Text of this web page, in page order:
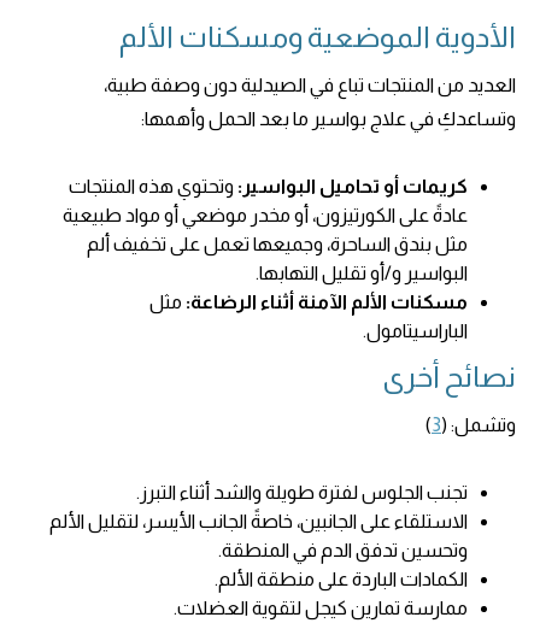
الأدوية الموضعية ومسكنات الألم
العديد من المنتجات تباع في الصيدلية دون وصفة طبية،
وتساعدكِ في علاج بواسير ما بعد الحمل وأهمها:
كريمات أو تحاميل البواسير: وتحتوي هذه المنتجات
عادةً على الكورتيزون، أو مخدر موضعي أو مواد طبيعية
مثل بندق الساحرة، وجميعها تعمل على تخفيف ألم
البواسير و/أو تقليل التهابها.
مسكنات الألم الآمنة أثناء الرضاعة: مثل
الباراسيتامول.
نصائح أخرى
وتشمل: (3
)
تجنب الجلوس لفترة طويلة والشد أثناء التبرز.
الاستلقاء على الجانبين، خاصةً الجانب الأيسر، لتقليل الألم
وتحسين تدفق الدم في المنطقة.
الكمادات الباردة على منطقة الألم.
ممارسة تمارين كيجل لتقوية العضلات.